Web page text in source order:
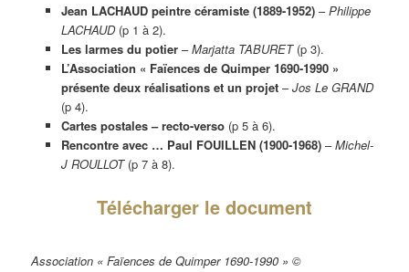
Jean LACHAUD peintre céramiste (1889-1952)–Philippe
LACHAUD(p 1 à 2).
Les larmes du potier –Marjatta TABURET (p 3).
L’Association « Faïences de Quimper 1690-1990 »
présente deux réalisations et un projet –Jos Le GRAND
(p 4).
Cartes postales – recto-verso(p 5 à 6).
Rencontre avec … Paul FOUILLEN (1900-1968) –Michel-
J ROULLOT(p 7 à 8).
Télécharger le document
Association « Faïences de Quimper 1690-1990 » ©